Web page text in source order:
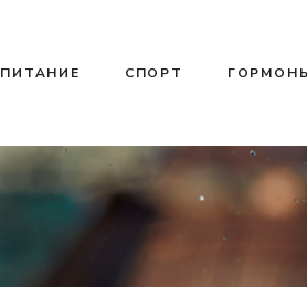
ПИТАНИЕ СПОРТ